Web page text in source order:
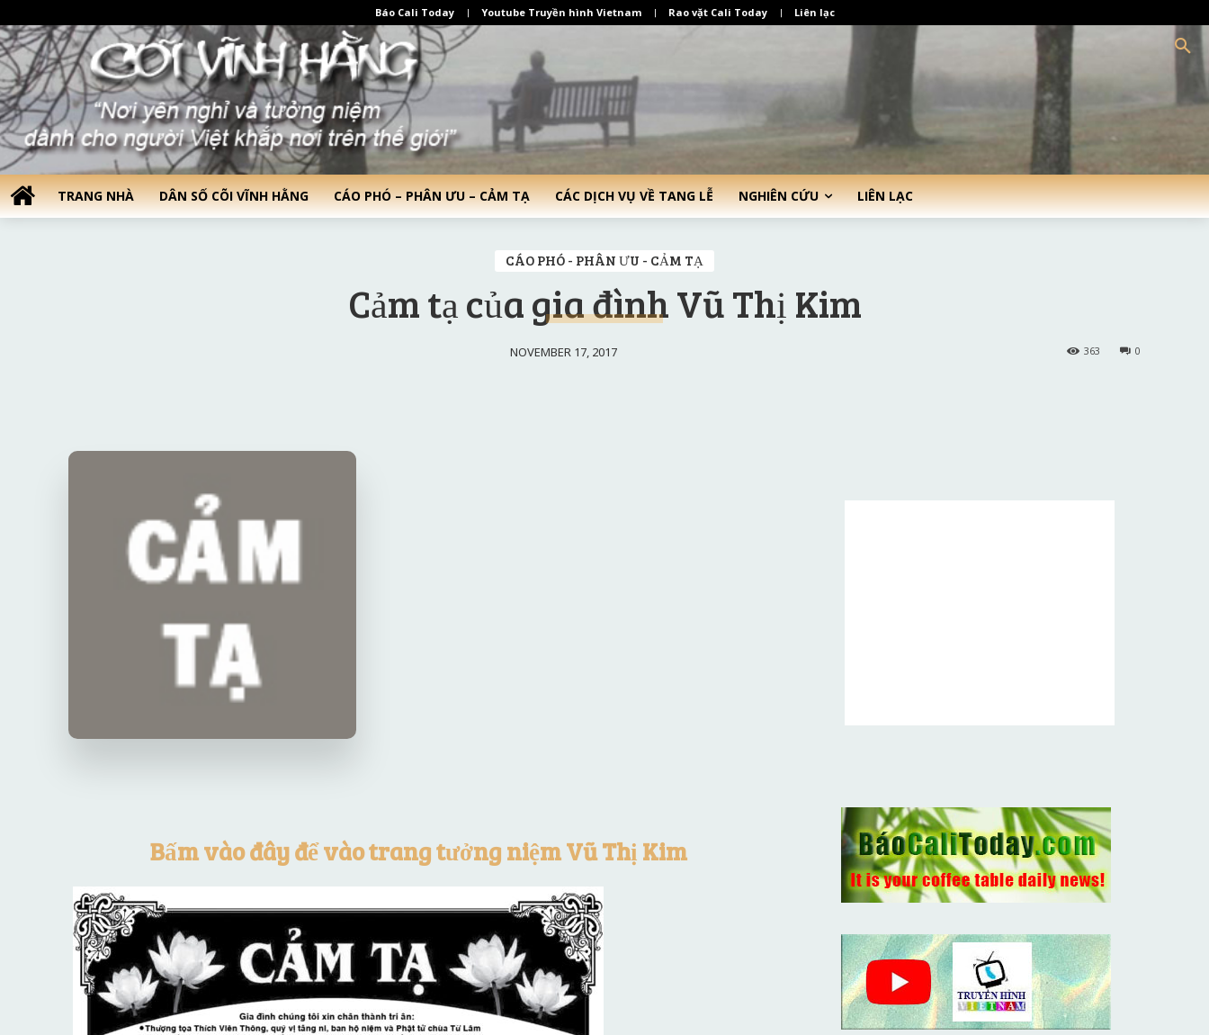
Báo Cali Today Youtube Truyền hình Vietnam Rao vặt Cali Today Liên lạc
TRANG NHÀ DÂN SỐ CÕI VĨNH HẰNG CÁO PHÓ – PHÂN ƯU – CẢM TẠ CÁC DỊCH VỤ VỀ TANG LỄ NGHIÊN CỨU LIÊN LẠC
CÁO PHÓ - PHÂN ƯU - CẢM TẠ
Cảm tạ của gia đình Vũ Thị Kim
NOVEMBER 17, 2017 0
363
Bấm vào đây để vào trang tưởng niệm Vũ Thị Kim